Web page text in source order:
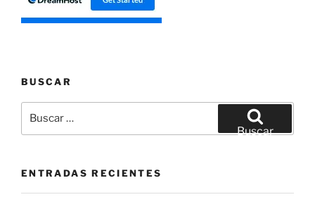
BUSCAR
por:
Buscar
ENTRADAS RECIENTES